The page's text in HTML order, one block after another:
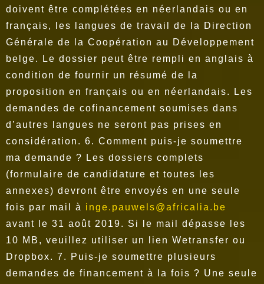
doivent être complétées en néerlandais ou en
français, les langues de travail de la Direction
Générale de la Coopération au Développement
belge. Le dossier peut être rempli en anglais à
condition de fournir un résumé de la
proposition en français ou en néerlandais. Les
demandes de cofinancement soumises dans
d’autres langues ne seront pas prises en
considération. 6. Comment puis-je soumettre
ma demande ? Les dossiers complets
(formulaire de candidature et toutes les
annexes) devront être envoyés en une seule
fois par mail à inge.pauwels@africalia.be
avant le 31 août 2019. Si le mail dépasse les
10 MB, veuillez utiliser un lien Wetransfer ou
Dropbox. 7. Puis-je soumettre plusieurs
demandes de financement à la fois ? Une seule